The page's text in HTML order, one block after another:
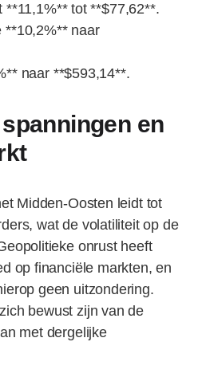
tot **$77,62**.
**10,2%** naar
naar **$593,14**.
en
Midden-Oosten leidt tot
wat de volatiliteit op de
onrust heeft
op financiële markten, en
geen uitzondering.
bewust zijn van de
met dergelijke